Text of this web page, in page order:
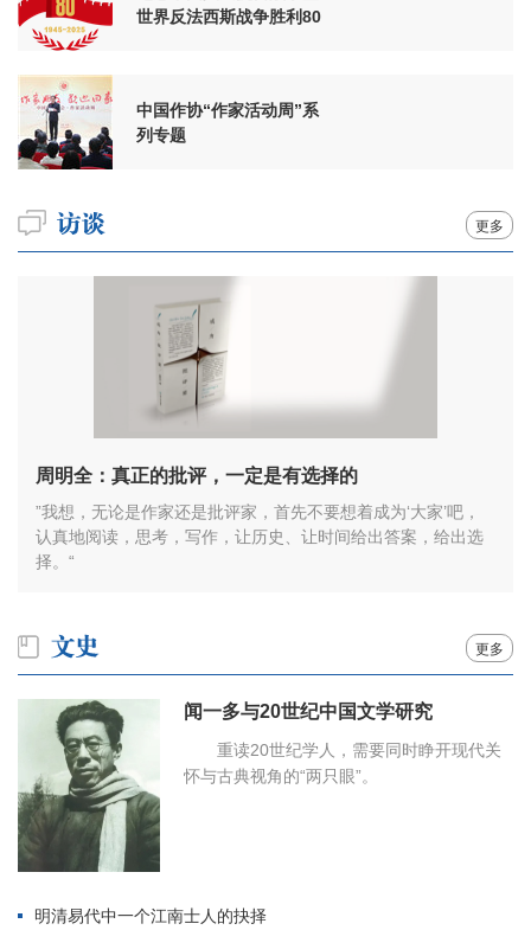
世界反法西斯战争胜利80
中国作协“作家活动周”系
列专题
更多
周明全：真正的批评，一定是有选择的
”我想，无论是作家还是批评家，首先不要想着成为‘大家’吧，
认真地阅读，思考，写作，让历史、让时间给出答案，给出选
择。“
更多
闻一多与20世纪中国文学研究
重读20世纪学人，需要同时睁开现代关
怀与古典视角的“两只眼”。
明清易代中一个江南士人的抉择